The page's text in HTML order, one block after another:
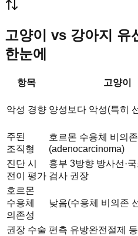
고양이 vs 강아지 유
한눈에
항목 고양이
악성 경향 양성보다 악성(특히
주된
조직형
호르몬 수용체 비의
(adenocarcinoma)
진단 시
전이 평가
흉부 3방향 방사선·
검사 권장
호르몬
수용체
의존성
낮음(수용체 비의존
권장 수술 편측 유방완전절제